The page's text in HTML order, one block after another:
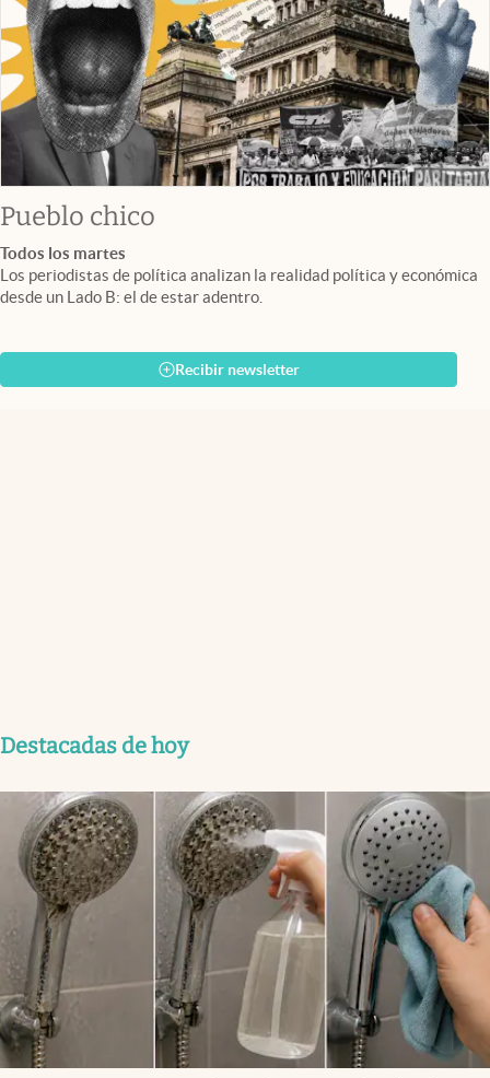
Pueblo chico
Todos los martes
Los periodistas de política analizan la realidad política y económica
desde un Lado B: el de estar adentro.
Recibir newsletter
Destacadas de hoy